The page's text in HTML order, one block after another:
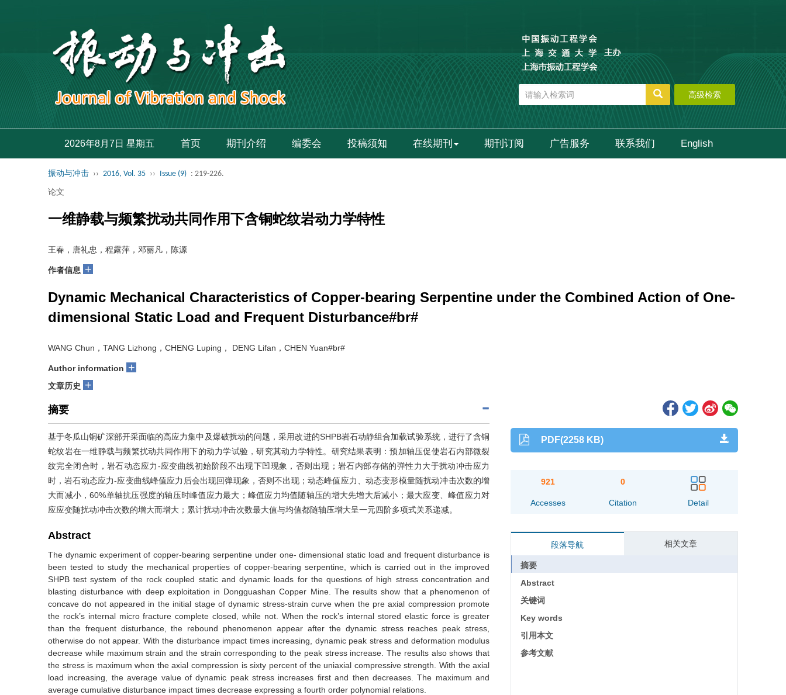
高级检索
2026年8月7日 星期五 首页 期刊介绍 编委会 投稿须知 在线期刊 期刊订阅 广告服务 联系我们 English
振动与冲击 ›› 2016, Vol. 35 ›› Issue (9) : 219-226.
论文
一维静载与频繁扰动共同作用下含铜蛇纹岩动力学特性
王春，唐礼忠，程露萍，邓丽凡，陈源
作者信息 +
Dynamic Mechanical Characteristics of Copper-bearing Serpentine under the Combined Action of One-
dimensional Static Load and Frequent Disturbance#br#
WANG Chun，TANG Lizhong，CHENG Luping， DENG Lifan，CHEN Yuan#br#
Author information +
文章历史 +
摘要
基于冬瓜山铜矿深部开采面临的高应力集中及爆破扰动的问题，采用改进的SHPB岩石动静组合加载试验系统，进行了含铜
蛇纹岩在一维静载与频繁扰动共同作用下的动力学试验，研究其动力学特性。研究结果表明：预加轴压促使岩石内部微裂
纹完全闭合时，岩石动态应力-应变曲线初始阶段不出现下凹现象，否则出现；岩石内部存储的弹性力大于扰动冲击应力
时，岩石动态应力-应变曲线峰值应力后会出现回弹现象，否则不出现；动态峰值应力、动态变形模量随扰动冲击次数的增
大而减小，60%单轴抗压强度的轴压时峰值应力最大；峰值应力均值随轴压的增大先增大后减小；最大应变、峰值应力对
应应变随扰动冲击次数的增大而增大；累计扰动冲击次数最大值与均值都随轴压增大呈一元四阶多项式关系递减。
Abstract
The dynamic experiment of copper-bearing serpentine under one- dimensional static load and frequent disturbance is
been tested to study the mechanical properties of copper-bearing serpentine, which is carried out in the improved
SHPB test system of the rock coupled static and dynamic loads for the questions of high stress concentration and
blasting disturbance with deep exploitation in Dongguashan Copper Mine. The results show that a phenomenon of
concave do not appeared in the initial stage of dynamic stress-strain curve when the pre axial compression promote
the rock’s internal micro fracture complete closed, while not. When the rock’s internal stored elastic force is greater
than the frequent disturbance, the rebound phenomenon appear after the dynamic stress reaches peak stress,
otherwise do not appear. With the disturbance impact times increasing, dynamic peak stress and deformation modulus
decrease while maximum strain and the strain corresponding to the peak stress increase. The results also shows that
the stress is maximum when the axial compression is sixty percent of the uniaxial compressive strength. With the axial
load increasing, the average value of dynamic peak stress increases first and then decreases. The maximum and
average cumulative disturbance impact times decrease expressing a fourth order polynomial relations.
PDF(2258 KB)
921
Accesses
0
Citation Detail
段落导航 相关文章
摘要
Abstract
关键词
Key words
引用本文
参考文献